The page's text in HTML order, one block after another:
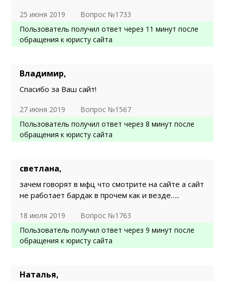
25 июня 2019
Вопрос №1733
Пользователь получил ответ через 11 минут после
обращения к юристу сайта
Владимир,
Спасибо за Ваш сайт!
27 июня 2019
Вопрос №1567
Пользователь получил ответ через 8 минут после
обращения к юристу сайта
светлана,
зачем говорят в мфц что смотрите на сайте а сайт
не работает бардак в прочем как и везде…..
18 июля 2019
Вопрос №1763
Пользователь получил ответ через 9 минут после
обращения к юристу сайта
Наталья,